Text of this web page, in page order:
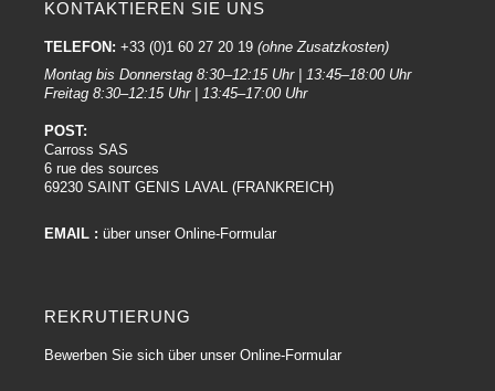
KONTAKTIEREN SIE UNS
TELEFON: +33 (0)1 60 27 20 19 (ohne Zusatzkosten)
Montag bis Donnerstag 8:30–12:15 Uhr | 13:45–18:00 Uhr
Freitag 8:30–12:15 Uhr | 13:45–17:00 Uhr
POST:
Carross SAS
6 rue des sources
69230 SAINT GENIS LAVAL (FRANKREICH)
EMAIL : über unser Online-Formular
REKRUTIERUNG
Bewerben Sie sich über unser Online-Formular